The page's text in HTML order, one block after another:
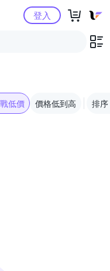
購物中心登入
低價 價格低到高 排序